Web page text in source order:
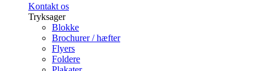
Kontakt os
Tryksager
Blokke
Brochurer / hæfter
Flyers
Foldere